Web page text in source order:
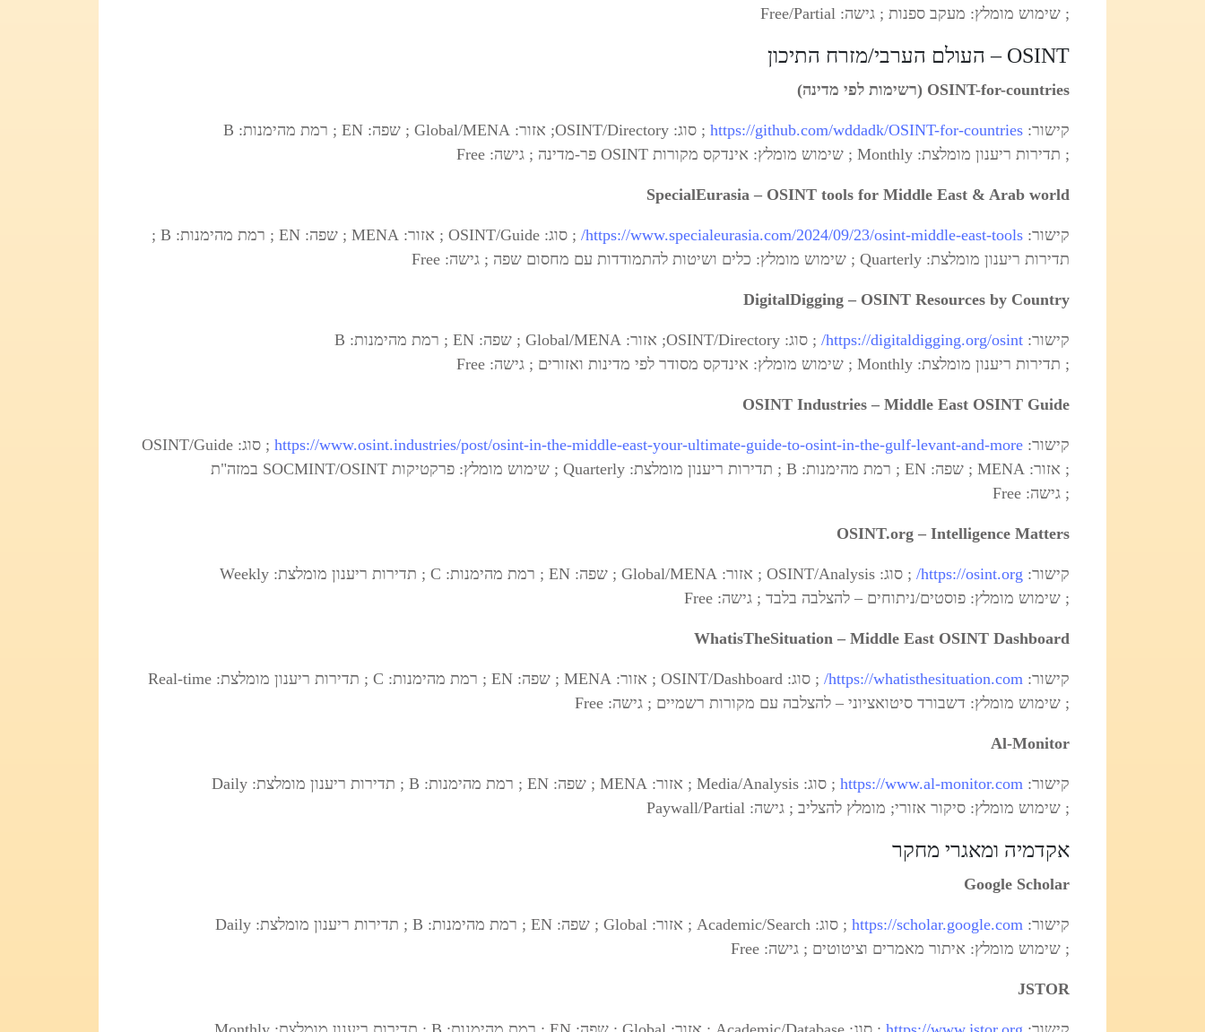
; שימוש מומלץ: מעקב ספנות ; גישה: Free/Partial
OSINT – העולם הערבי/מזרח התיכון
OSINT-for-countries (רשימות לפי מדינה)
קישור: https://github.com/wddadk/OSINT-for-countries
; סוג: OSINT/Directory; אזור: Global/MENA ; שפה: EN ; רמת מהימנות: B
; תדירות ריענון מומלצת: Monthly ; שימוש מומלץ: אינדקס מקורות OSINT פר-מדינה ; גישה: Free
SpecialEurasia – OSINT tools for Middle East & Arab world
קישור: https://www.specialeurasia.com/2024/09/23/osint-middle-east-tools/
; סוג: OSINT/Guide ; אזור: MENA ; שפה: EN ; רמת מהימנות: B ;
תדירות ריענון מומלצת: Quarterly ; שימוש מומלץ: כלים ושיטות להתמודדות עם מחסום שפה ; גישה: Free
DigitalDigging – OSINT Resources by Country
קישור: https://digitaldigging.org/osint/
; סוג: OSINT/Directory; אזור: Global/MENA ; שפה: EN ; רמת מהימנות: B
; תדירות ריענון מומלצת: Monthly ; שימוש מומלץ: אינדקס מסודר לפי מדינות ואזורים ; גישה: Free
OSINT Industries – Middle East OSINT Guide
קישור: https://www.osint.industries/post/osint-in-the-middle-east-your-ultimate-guide-to-osint-in-the-gulf-levant-and-more
; סוג: OSINT/Guide
; אזור: MENA ; שפה: EN ; רמת מהימנות: B ; תדירות ריענון מומלצת: Quarterly ; שימוש מומלץ: פרקטיקות SOCMINT/OSINT במזה"ת
; גישה: Free
OSINT.org – Intelligence Matters
קישור: https://osint.org/
; סוג: OSINT/Analysis ; אזור: Global/MENA ; שפה: EN ; רמת מהימנות: C ; תדירות ריענון מומלצת: Weekly
; שימוש מומלץ: פוסטים/ניתוחים – להצלבה בלבד ; גישה: Free
WhatisTheSituation – Middle East OSINT Dashboard
קישור: https://whatisthesituation.com/
; סוג: OSINT/Dashboard ; אזור: MENA ; שפה: EN ; רמת מהימנות: C ; תדירות ריענון מומלצת: Real-time
; שימוש מומלץ: דשבורד סיטואציוני – להצלבה עם מקורות רשמיים ; גישה: Free
Al-Monitor
קישור: https://www.al-monitor.com
; סוג: Media/Analysis ; אזור: MENA ; שפה: EN ; רמת מהימנות: B ; תדירות ריענון מומלצת: Daily
; שימוש מומלץ: סיקור אזורי; מומלץ להצליב ; גישה: Paywall/Partial
אקדמיה ומאגרי מחקר
Google Scholar
קישור: https://scholar.google.com
; סוג: Academic/Search ; אזור: Global ; שפה: EN ; רמת מהימנות: B ; תדירות ריענון מומלצת: Daily
; שימוש מומלץ: איתור מאמרים וציטוטים ; גישה: Free
JSTOR